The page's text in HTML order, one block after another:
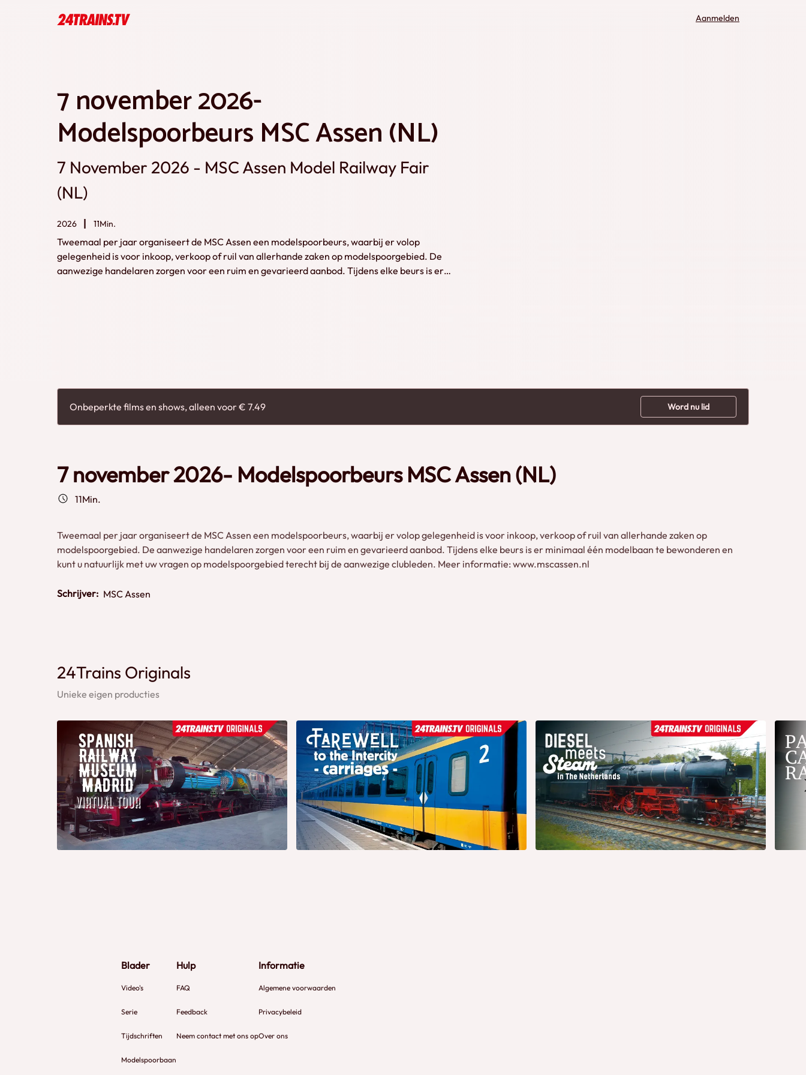
Aanmelden
7 november 2026-
Modelspoorbeurs MSC Assen (NL)
7 November 2026 - MSC Assen Model Railway Fair
(NL)
2026 11Min.
Tweemaal per jaar organiseert de MSC Assen een modelspoorbeurs, waarbij er volop
gelegenheid is voor inkoop, verkoop of ruil van allerhande zaken op modelspoorgebied. De
aanwezige handelaren zorgen voor een ruim en gevarieerd aanbod. Tijdens elke beurs is er
Onbeperkte films en shows, alleen voor € 7.49 Word nu lid
7 november 2026- Modelspoorbeurs MSC Assen (NL)
11Min.
Tweemaal per jaar organiseert de MSC Assen een modelspoorbeurs, waarbij er volop gelegenheid is voor inkoop, verkoop of ruil van allerhande zaken op
modelspoorgebied. De aanwezige handelaren zorgen voor een ruim en gevarieerd aanbod. Tijdens elke beurs is er minimaal één modelbaan te bewonderen en
kunt u natuurlijk met uw vragen op modelspoorgebied terecht bij de aanwezige clubleden. Meer informatie: www.mscassen.nl
Schrijver: MSC Assen
24Trains Originals
Unieke eigen producties
Blader
Video's
Serie
Tijdschriften
Modelspoorbaan
Hulp
FAQ
Feedback
Neem contact met ons op
Informatie
Algemene voorwaarden
Privacybeleid
Over ons